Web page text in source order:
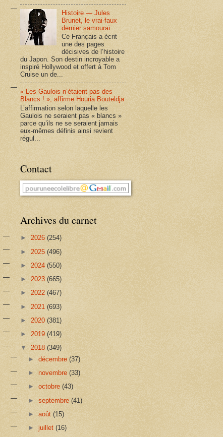
Histoire — Jules
Brunet, le vrai-faux
dernier samouraï
Ce Français a écrit
une des pages
décisives de l’histoire
du Japon. Son destin incroyable a
inspiré Hollywood et offert à Tom
Cruise un de...
« Les Gaulois n’étaient pas des
Blancs ! », affirme Houria Bouteldja
L’affirmation selon laquelle les
Gaulois ne seraient pas « blancs »
parce qu’ils ne se seraient jamais
eux-mêmes définis ainsi revient
régul...
Contact
Archives du carnet
► 2026 (254)
► 2025 (496)
► 2024 (550)
► 2023 (665)
► 2022 (467)
► 2021 (693)
► 2020 (381)
► 2019 (419)
▼ 2018 (349)
►décembre(37)
► novembre(33)
►octobre(43)
►septembre(41)
►août(15)
►juillet(16)